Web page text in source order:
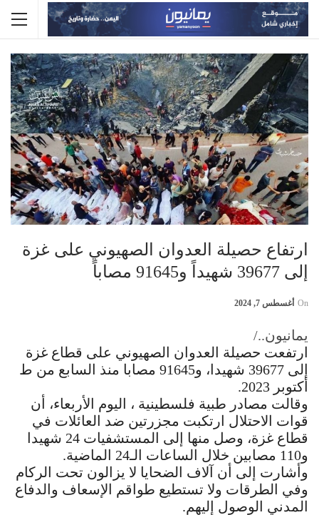
ارتفاع حصيلة العدوان الصهيوني على غزة
إلى 39677 شهيداً و91645 مصاباً
On أغسطس 7, 2024
يمانيون../
ارتفعت حصيلة العدوان الصهيوني على قطاع غزة
إلى 39677 شهيدا، و91645 مصابا منذ السابع من ط
أكتوبر 2023.
وقالت مصادر طبية فلسطينية ، اليوم الأربعاء، أن
قوات الاحتلال ارتكبت مجزرتين ضد العائلات في
قطاع غزة، وصل منها إلى المستشفيات 24 شهيدا
و110 مصابين خلال الساعات الـ24 الماضية.
وأشارت إلى أن آلاف الضحايا لا يزالون تحت الركام
وفي الطرقات ولا تستطيع طواقم الإسعاف والدفاع
المدني الوصول إليهم.